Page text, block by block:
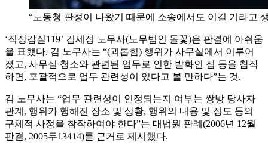
“노동청 판정이 나왔기 때문에 소송에서도 이길 거라고
‘직장갑질119’ 김세정 노무사(노무법인 돌꽃)은 판결에 아쉬움
을 표했다. 김 노무사는 “(괴롭힘) 행위가 사무실에서 이루어
졌고, 사무실 청소와 관련된 업무로 인한 발화인 점 등을 참작
하면, 포괄적으로 업무 관련성이 있다고 볼 만하다”는 것.
김 노무사는 “업무 관련성이 인정되는지 여부는 쌍방 당사자
관계, 행위가 행해진 장소 및 상황, 행위의 내용 및 정도 등의
구체적 사정을 참작하여야 한다”는 대법원 판례(2006년 12월
판결, 2005두13414)를 근거로 제시했다.